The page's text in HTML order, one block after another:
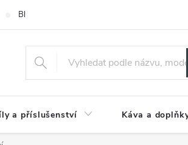
Blog
a příslušenství Káva a